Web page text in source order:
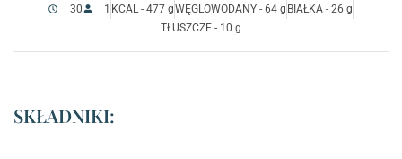
30 1 KCAL - 477 gWĘGLOWODANY - 64 g BIAŁKA - 26 g
TŁUSZCZE - 10 g
SKŁADNIKI: